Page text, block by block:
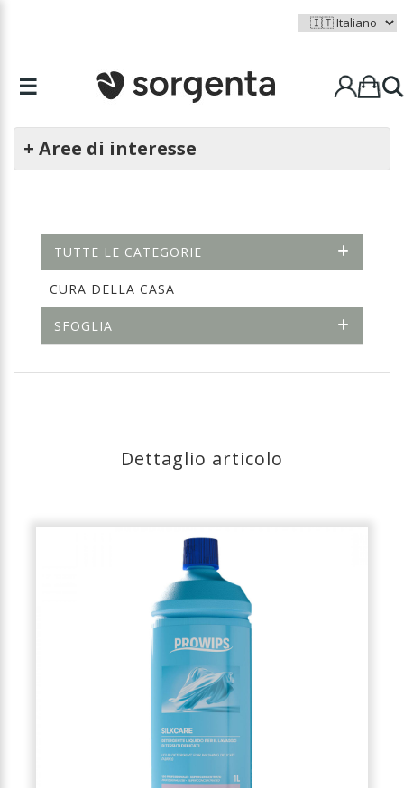
☰
+ Aree di interesse
TUTTE LE CATEGORIE
CURA DELLA CASA
SFOGLIA
Dettaglio articolo